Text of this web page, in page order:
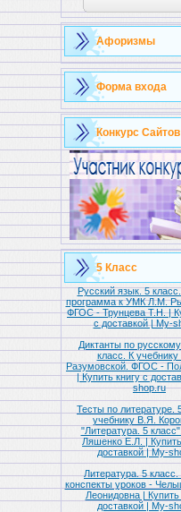
Афоризмы
Форма входа
Конкурс Сайтов
5 Класс
Русский язык. 5
программа к УМК Л.М.
ФГОС - Трунцева Т.Н. |
с доставкой | My-
Диктанты по
класс. К
Разумовской. ФГОС -
| Купить книгу с
shop.ru
Тесты по литературе.
учебнику В.Я.
"Литература. 5
Ляшенко Е.Л. |
доставкой | My-
Литература. 5
конспекты уроков -
Леонидовна | Купить
доставкой | My-